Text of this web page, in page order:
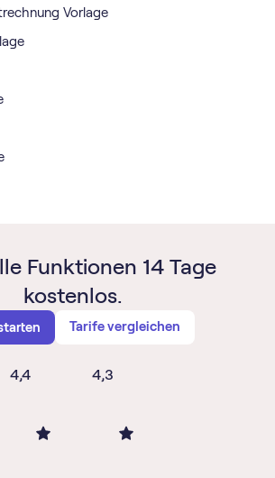
Vorlage
Funktionen 14 Tage
kostenlos.
Tarife vergleichen
4,4 4,3